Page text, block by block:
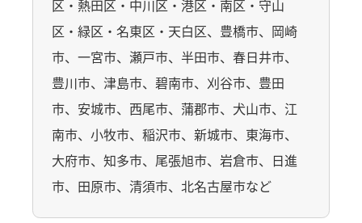
区・熱田区・中川区・港区・南区・守山
区・緑区・名東区・天白区、豊橋市、岡崎
市、一宮市、瀬戸市、半田市、春日井市、
豊川市、津島市、碧南市、刈谷市、豊田
市、安城市、西尾市、蒲郡市、犬山市、江
南市、小牧市、稲沢市、新城市、東海市、
大府市、知多市、尾張旭市、岩倉市、日進
市、田原市、清須市、北名古屋市など